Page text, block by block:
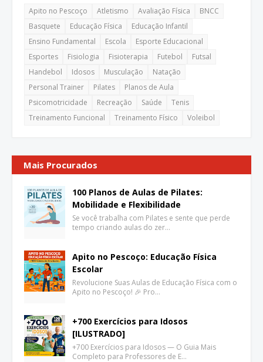
Apito no Pescoço Atletismo Avaliação Física
BNCC
Basquete
Educação Física
Educação Infantil
Ensino Fundamental
Escola
Esporte Educacional
Esportes
Fisiologia Fisioterapia Futebol
Futsal
Handebol
Idosos Musculação
Natação
Personal Trainer
Pilates
Planos de Aula
Psicomotricidade
Recreação Saúde
Tenis
Treinamento Funcional
Treinamento Físico Voleibol
Mais Procurados
100 Planos de Aulas de Pilates:
Mobilidade e Flexibilidade
Se você trabalha com Pilates e sente que perde
tempo criando aulas do zer…
Apito no Pescoço: Educação Física
Escolar
Revolucione Suas Aulas de Educação Física com o
Apito no Pescoço! 🎉 Pro…
+700 Exercícios para Idosos
[ILUSTRADO]
+700 Exercícios para Idosos — O Guia Mais
Completo para Professores de E…